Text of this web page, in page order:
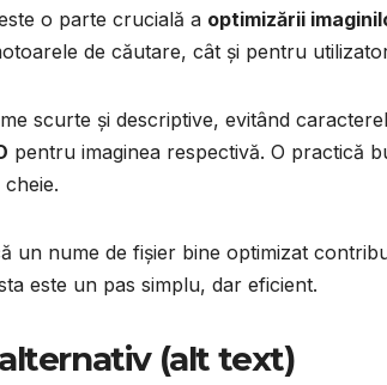
o parte crucială a optimizării
de căutare, cât și pentru
scurte și descriptive, evitând
pentru imaginea respectivă. O practică
un nume de fișier bine optimizat
este un pas simplu, dar eficient.
(alt text)